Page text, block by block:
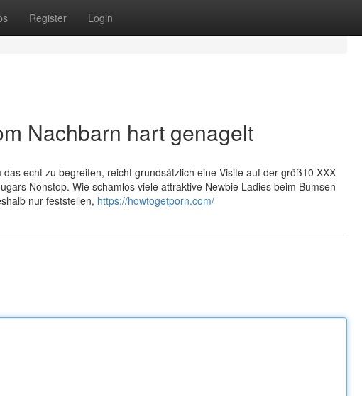
Register Login
Nachbarn hart genagelt
echt zu begreifen, reicht grundsätzlich eine Visite auf der größ10 XXX
Nonstop. Wie schamlos viele attraktive Newbie Ladies beim Bumsen
nur feststellen, https://howtogetporn.com/